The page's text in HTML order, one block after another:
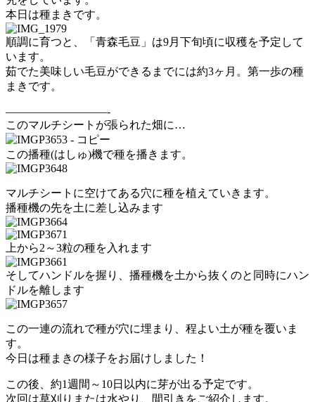
本日は種まきです。
順調に育つと、「青森毛豆」は9月下旬頃に収穫を予定して
います。
茹でた美味しい毛豆ができるまでには約3ヶ月。第一歩の種
まきです。
—————————-
このマルチシートが張られた畑に…
この播種(はしゅ)機で種を播きます。
マルチシートに空けてある穴に種を植えていきます。
播種機の先を土に差し込みます
上から2～3粒の種を入れます
そしてハンドルを握り、播種機を土から抜くのと同時にハン
ドルを離します
この一連の流れで種が穴に埋まり、程よい土が種を覆いま
す。
今日は種まきの様子をお届けしました！
この後、約1週間～10日以内に芽が出る予定です。
次回は草刈りまたは水やり、間引きをご紹介します。